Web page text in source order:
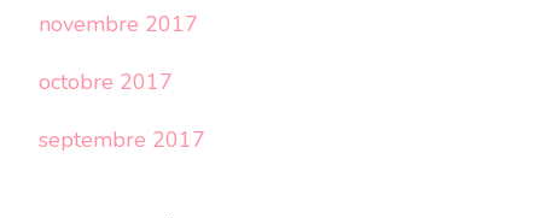
novembre 2017
octobre 2017
septembre 2017